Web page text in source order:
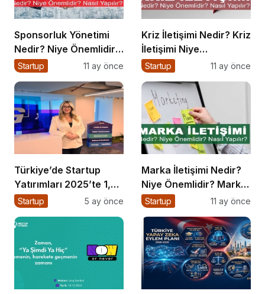
Sponsorluk Yönetimi
Nedir? Niye Önemlidir?
Nasıl Yapılır?
Startup 11 ay önce
Kriz İletişimi Nedir? Kriz
İletişimi Niye
Önemlidir? Kriz İletişimi
Startup 11 ay önce
Türkiye’de Startup
Yatırımları 2025’te 1,4
Milyar Dolara Ulaştı
Startup 5 ay önce
Marka İletişimi Nedir?
Niye Önemlidir? Marka
İletişimi Nasıl Yapılır?
Startup 11 ay önce